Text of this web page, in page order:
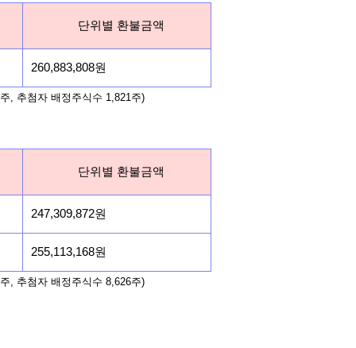
단위별 환불금액
260,883,808원
, 추첨자 배정주식수 1,821주)
단위별 환불금액
247,309,872원
255,113,168원
, 추첨자 배정주식수 8,626주)